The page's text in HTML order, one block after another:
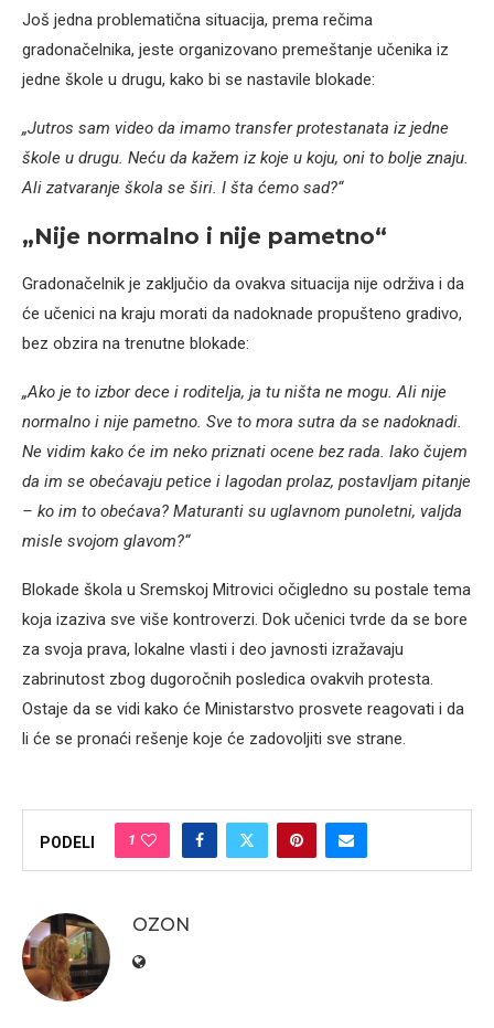
Još jedna problematična situacija, prema rečima
gradonačelnika, jeste organizovano premeštanje učenika iz
jedne škole u drugu, kako bi se nastavile blokade:
„Jutros sam video da imamo transfer protestanata iz jedne
škole u drugu. Neću da kažem iz koje u koju, oni to bolje znaju.
Ali zatvaranje škola se širi. I šta ćemo sad?“
„Nije normalno i nije pametno“
Gradonačelnik je zaključio da ovakva situacija nije održiva i da
će učenici na kraju morati da nadoknade propušteno gradivo,
bez obzira na trenutne blokade:
„Ako je to izbor dece i roditelja, ja tu ništa ne mogu. Ali nije
normalno i nije pametno. Sve to mora sutra da se nadoknadi.
Ne vidim kako će im neko priznati ocene bez rada. Iako čujem
da im se obećavaju petice i lagodan prolaz, postavljam pitanje
– ko im to obećava? Maturanti su uglavnom punoletni, valjda
misle svojom glavom?“
Blokade škola u Sremskoj Mitrovici očigledno su postale tema
koja izaziva sve više kontroverzi. Dok učenici tvrde da se bore
za svoja prava, lokalne vlasti i deo javnosti izražavaju
zabrinutost zbog dugoročnih posledica ovakvih protesta.
Ostaje da se vidi kako će Ministarstvo prosvete reagovati i da
li će se pronaći rešenje koje će zadovoljiti sve strane.
PODELI 1
OZON